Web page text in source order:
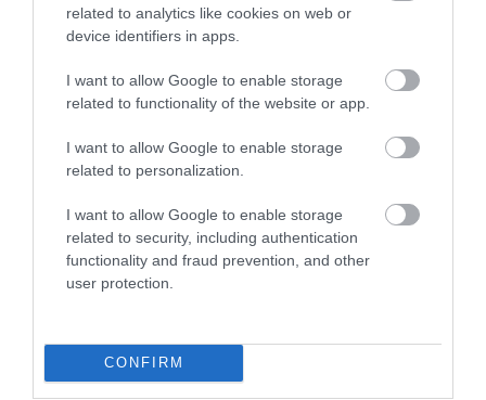
related to analytics like cookies on web or
device identifiers in apps.
I want to allow Google to enable storage
related to functionality of the website or app.
I want to allow Google to enable storage
related to personalization.
I want to allow Google to enable storage
related to security, including authentication
functionality and fraud prevention, and other
user protection.
CONFIRM
megszokott ritmusból. Van, ahol a
balatoni panoráma, máshol a virágba
gasztronómia vagy a hagyományőrzés
adja meg az ünnep hangulatát. 6
programot válogattunk össze az ország…
OLÁH-BEBESI BORBÁLA